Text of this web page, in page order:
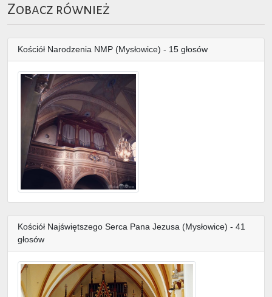
Zobacz również
Kościół Narodzenia NMP (Mysłowice) - 15 głosów
Kościół Najświętszego Serca Pana Jezusa (Mysłowice) - 41
głosów